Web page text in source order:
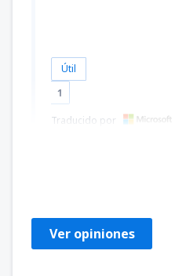
Útil
1
Traducido por
Ver opiniones